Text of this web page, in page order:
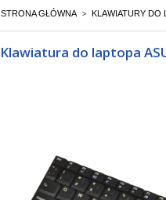
STRONA GŁÓWNA > KLAWIATURY DO
Klawiatura do laptopa